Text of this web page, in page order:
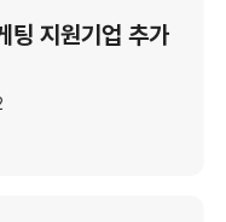
팅 지원기업 추가